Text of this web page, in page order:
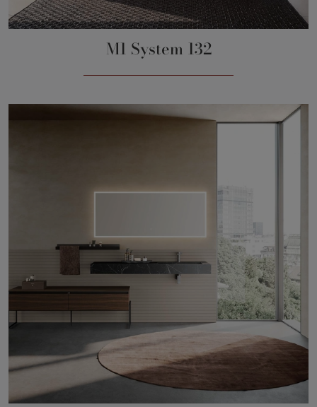
M1 System 132